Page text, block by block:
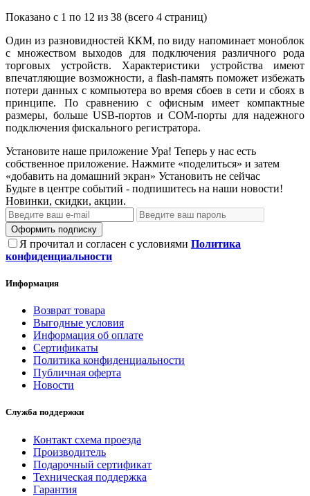
Показано с 1 по 12 из 38 (всего 4 страниц)
Один из разновидностей ККМ, по виду напоминает моноблок
с множеством выходов для подключения различного рода
торговых устройств. Характеристики устройства имеют
впечатляющие возможности, а flash-память поможет избежать
потери данных с компьютера во время сбоев в сети и сбоях в
принципе. По сравнению с офисным имеет компактные
размеры, больше USB-портов и COM-порты для надежного
подключения фискального регистратора.
Установите наше приложение Ура! Теперь у нас есть
собственное приложение. Нажмите «поделиться» и затем
«добавить на домашний экран» Установить не сейчас
Будьте в центре событий - подпишитесь на наши новости!
Новинки, скидки, акции.
Оформить подписку
Я прочитал и согласен с условиями Политика
конфиденциальности
Информация
Возврат товара
Выгодные условия
Информация об оплате
Сертификаты
Политика конфиденциальности
Публичная оферта
Новости
Служба поддержки
Контакт схема проезда
Производитель
Подарочный сертификат
Техническая поддержка
Гарантия